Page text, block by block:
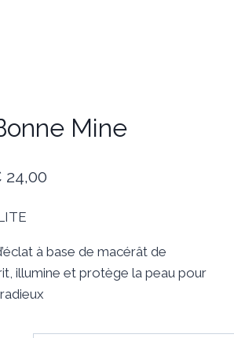
Mine
24,00Plage
€ 12,00
à
à base de macérât de
illumine et protège la peau pour